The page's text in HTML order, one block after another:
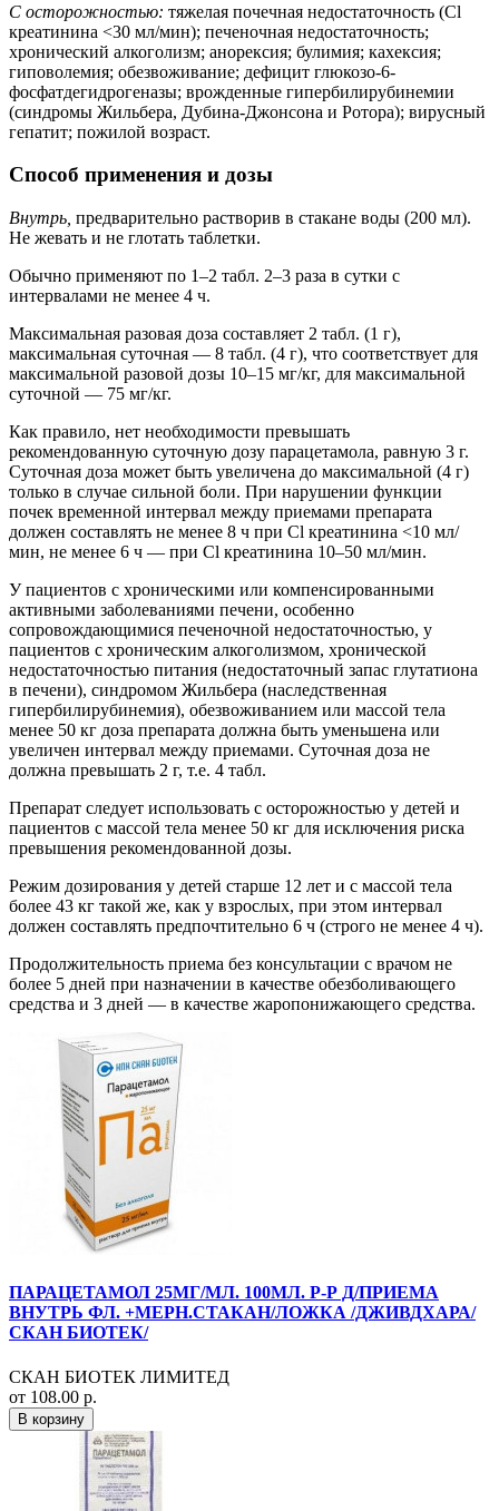
С осторожностью: тяжелая почечная недостаточность (Cl
креатинина <30 мл/мин); печеночная недостаточность;
хронический алкоголизм; анорексия; булимия; кахексия;
гиповолемия; обезвоживание; дефицит глюкозо-6-
фосфатдегидрогеназы; врожденные гипербилирубинемии
(синдромы Жильбера, Дубина-Джонсона и Ротора); вирусный
гепатит; пожилой возраст.
Способ применения и дозы
Внутрь, предварительно растворив в стакане воды (200 мл).
Не жевать и не глотать таблетки.
Обычно применяют по 1–2 табл. 2–3 раза в сутки с
интервалами не менее 4 ч.
Максимальная разовая доза составляет 2 табл. (1 г),
максимальная суточная — 8 табл. (4 г), что соответствует для
максимальной разовой дозы 10–15 мг/кг, для максимальной
суточной — 75 мг/кг.
Как правило, нет необходимости превышать
рекомендованную суточную дозу парацетамола, равную 3 г.
Суточная доза может быть увеличена до максимальной (4 г)
только в случае сильной боли. При нарушении функции
почек временной интервал между приемами препарата
должен составлять не менее 8 ч при Cl креатинина <10 мл/
мин, не менее 6 ч — при Cl креатинина 10–50 мл/мин.
У пациентов с хроническими или компенсированными
активными заболеваниями печени, особенно
сопровождающимися печеночной недостаточностью, у
пациентов с хроническим алкоголизмом, хронической
недостаточностью питания (недостаточный запас глутатиона
в печени), синдромом Жильбера (наследственная
гипербилирубинемия), обезвоживанием или массой тела
менее 50 кг доза препарата должна быть уменьшена или
увеличен интервал между приемами. Суточная доза не
должна превышать 2 г, т.е. 4 табл.
Препарат следует использовать с осторожностью у детей и
пациентов с массой тела менее 50 кг для исключения риска
превышения рекомендованной дозы.
Режим дозирования у детей старше 12 лет и с массой тела
более 43 кг такой же, как у взрослых, при этом интервал
должен составлять предпочтительно 6 ч (строго не менее 4 ч).
Продолжительность приема без консультации с врачом не
более 5 дней при назначении в качестве обезболивающего
средства и 3 дней — в качестве жаропонижающего средства.
ПАРАЦЕТАМОЛ 25МГ/МЛ. 100МЛ. Р-Р Д/ПРИЕМА
ВНУТРЬ ФЛ. +МЕРН.СТАКАН/ЛОЖКА /ДЖИВДХАРА/
СКАН БИОТЕК/
СКАН БИОТЕК ЛИМИТЕД
от 108.00 р.
В корзину